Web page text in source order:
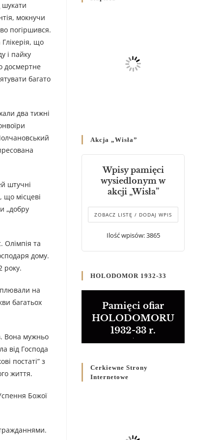
шукати
мокнучи
погіршився.
що
і пайку
досмертне
багато
два тижні
штучні
що місцеві
„добру
Олімпія та
дому.
року.
на
багатьох
Вона мужньо
від Господа
постаті” з
життя.
Божої
Родин
Справ Молоді та встановленя
складу Катихитичної Комісії
днях 2-12 липня 2024 р.”
Декрет єпископів
Перемисько-Варшавської
Митрополії стосовно
звершування Божественної
літургії
Булла проголошення
Розпорядження
Преосвященнішого Владики
Кир Володимира Р. Ющака
про вживання друкованих
книг на публічних
богослужіннях
Akcja „Wisła”
Wpisy pamięci
wysiedlonym w
akcji „Wisła”
ZOBACZ LISTĘ / DODAJ WPIS
Ilość wpisów: 3865
HOLODOMOR 1932-33
Pamięci ofiar
HOLODOMORU
1932-33 r.
Cerkiewne Strony
Internetowe